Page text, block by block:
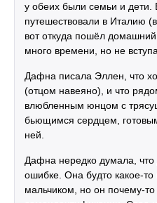
у обеих были семьи и
путешествовали в Италию
вот откуда пошёл
много времени, но не
Дафна писала Эллен, что
(отцом навеяно), и что
влюбленным юнцом с
бьющимся сердцем,
ней.
Дафна нередко думала,
ошибке. Она будто какое-
мальчиком, но он почему-